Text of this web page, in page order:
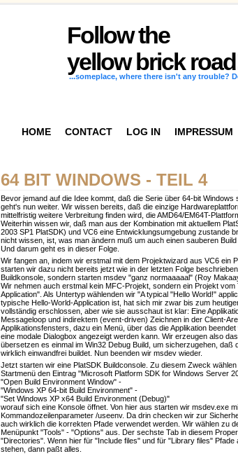
Follow the
yellow brick
...someplace, where there isn't any trouble?
HOME CONTACT LOG IN IMPRESSUM
64 BIT WINDOWS - TEIL 4
Bevor jemand auf die Idee kommt, daß die Serie über 64-bit Windows
geht's nun weiter. Wir wissen bereits, daß die einzige
mittelfristig weitere Verbreitung finden wird, die AMD64/EM64T-
Weiterhin wissen wir, daß man aus der Kombination mit aktuellem
2003 SP1 PlatSDK) und VC6 eine Entwicklungsumgebung zustande
nicht wissen, ist, was man ändern muß um auch einen sauberen
Und darum geht es in dieser Folge.
Wir fangen an, indem wir erstmal mit dem Projektwizard aus VC6 ein
starten wir dazu nicht bereits jetzt wie in der letzten Folge
Buildkonsole, sondern starten msdev "ganz normaaaaal" (Roy
Wir nehmen auch erstmal kein MFC-Projekt, sondern ein Projekt vom
Application". Als Untertyp wählenden wir "A typical "Hello World!"
typische Hello-World-Application ist, hat sich mir zwar bis zum
vollständig erschlossen, aber wie sie ausschaut ist klar: Eine
Messageloop und indirektem (event-driven) Zeichnen in der Client-
Applikationsfensters, dazu ein Menü, über das die Applikation
eine modale Dialogbox angezeigt werden kann. Wir erzeugen also
übersetzen es einmal im Win32 Debug Build, um sicherzugehen, daß
wirklich einwandfrei buildet. Nun beenden wir msdev wieder.
Jetzt starten wir eine PlatSDK Buildconsole. Zu diesem Zweck
Startmenü den Eintrag "Microsoft Platform SDK for Windows Server
"Open Build Environment Window" -
"Windows XP 64-bit Build Environment" -
"Set Windows XP x64 Build Environment (Debug)"
worauf sich eine Konsole öffnet. Von hier aus starten wir msdev.exe
Kommandozeilenparameter /useenv. Da drin checken wir zur
auch wirklich die korrekten Pfade verwendet werden. Wir wählen zu
Menüpunkt "Tools" - "Options" aus. Der sechste Tab in diesem
"Directories". Wenn hier für "Include files" und für "Library files" Pfade
stehen, dann paßt alles.